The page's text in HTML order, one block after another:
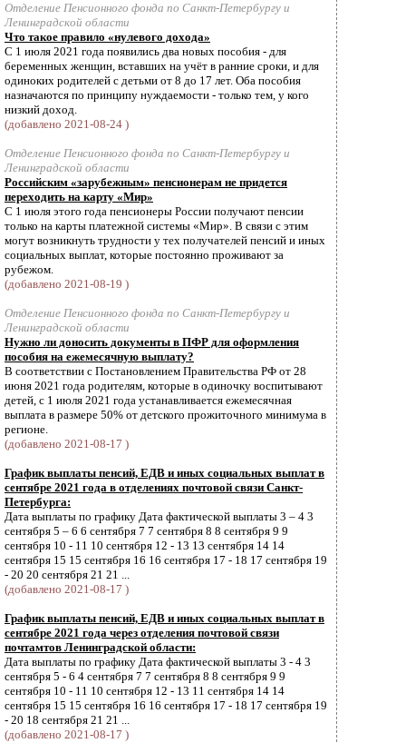
Отделение Пенсионного фонда по Санкт-Петербургу и
Ленинградской области
Что такое правило «нулевого дохода»
С 1 июля 2021 года появились два новых пособия - для
беременных женщин, вставших на учёт в ранние сроки, и для
одиноких родителей с детьми от 8 до 17 лет. Оба пособия
назначаются по принципу нуждаемости - только тем, у кого
низкий доход.
(добавлено 2021-08-24 )
Отделение Пенсионного фонда по Санкт-Петербургу и
Ленинградской области
Российским «зарубежным» пенсионерам не придется
переходить на карту «Мир»
С 1 июля этого года пенсионеры России получают пенсии
только на карты платежной системы «Мир». В связи с этим
могут возникнуть трудности у тех получателей пенсий и иных
социальных выплат, которые постоянно проживают за
рубежом.
(добавлено 2021-08-19 )
Отделение Пенсионного фонда по Санкт-Петербургу и
Ленинградской области
Нужно ли доносить документы в ПФР для оформления
пособия на ежемесячную выплату?
В соответствии с Постановлением Правительства РФ от 28
июня 2021 года родителям, которые в одиночку воспитывают
детей, с 1 июля 2021 года устанавливается ежемесячная
выплата в размере 50% от детского прожиточного минимума в
регионе.
(добавлено 2021-08-17 )
График выплаты пенсий, ЕДВ и иных социальных выплат в
сентябре 2021 года в отделениях почтовой связи Санкт-
Петербурга:
Дата выплаты по графику Дата фактической выплаты 3 – 4 3
сентября 5 – 6 6 сентября 7 7 сентября 8 8 сентября 9 9
сентября 10 - 11 10 сентября 12 - 13 13 сентября 14 14
сентября 15 15 сентября 16 16 сентября 17 - 18 17 сентября 19
- 20 20 сентября 21 21 ...
(добавлено 2021-08-17 )
График выплаты пенсий, ЕДВ и иных социальных выплат в
сентябре 2021 года через отделения почтовой связи
почтамтов Ленинградской области:
Дата выплаты по графику Дата фактической выплаты 3 - 4 3
сентября 5 - 6 4 сентября 7 7 сентября 8 8 сентября 9 9
сентября 10 - 11 10 сентября 12 - 13 11 сентября 14 14
сентября 15 15 сентября 16 16 сентября 17 - 18 17 сентября 19
- 20 18 сентября 21 21 ...
(добавлено 2021-08-17 )